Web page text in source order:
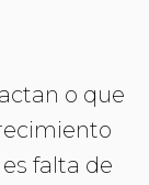
o que
falta de